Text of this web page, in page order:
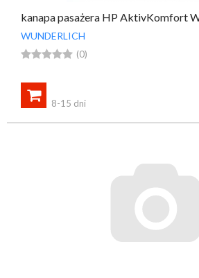
kanapa pasażera HP AktivKomfort
WUNDERLICH
 (0)

8-15 dni